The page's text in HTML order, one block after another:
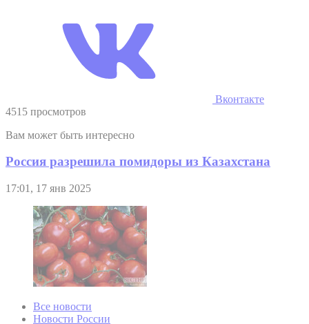
Вконтакте
4515 просмотров
Вам может быть интересно
Россия разрешила помидоры из Казахстана
17:01, 17 янв 2025
Все новости
Новости России